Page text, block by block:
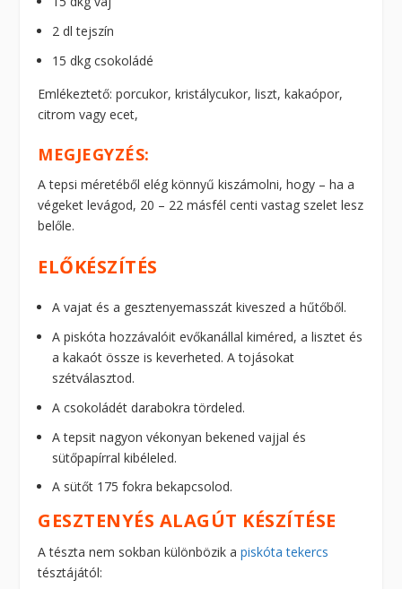
2 dl tejszín
15 dkg csokoládé
Emlékeztető: porcukor, kristálycukor, liszt, kakaópor,
citrom vagy ecet,
MEGJEGYZÉS:
A tepsi méretéből elég könnyű kiszámolni, hogy – ha a
végeket levágod, 20 – 22 másfél centi vastag szelet lesz
belőle.
ELŐKÉSZÍTÉS
A vajat és a gesztenyemasszát kiveszed a hűtőből.
A piskóta hozzávalóit evőkanállal kiméred, a lisztet és
a kakaót össze is keverheted. A tojásokat
szétválasztod.
A csokoládét darabokra tördeled.
A tepsit nagyon vékonyan bekened vajjal és
sütőpapírral kibéleled.
A sütőt 175 fokra bekapcsolod.
GESZTENYÉS ALAGÚT KÉSZÍTÉSE
A tészta nem sokban különbözik apiskóta tekercs
tésztájától: